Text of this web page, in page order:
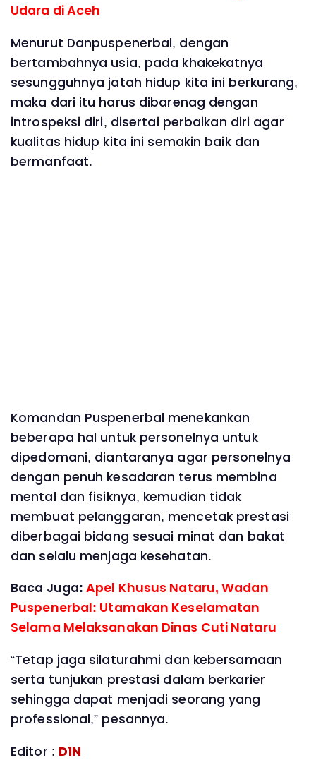
Udara di Aceh
Menurut Danpuspenerbal, dengan
bertambahnya usia, pada khakekatnya
sesungguhnya jatah hidup kita ini berkurang,
maka dari itu harus dibarenag dengan
introspeksi diri, disertai perbaikan diri agar
kualitas hidup kita ini semakin baik dan
bermanfaat.
Komandan Puspenerbal menekankan
beberapa hal untuk personelnya untuk
dipedomani, diantaranya agar personelnya
dengan penuh kesadaran terus membina
mental dan fisiknya, kemudian tidak
membuat pelanggaran, mencetak prestasi
diberbagai bidang sesuai minat dan bakat
dan selalu menjaga kesehatan.
Baca Juga:Apel Khusus Nataru, Wadan
Puspenerbal: Utamakan Keselamatan
Selama Melaksanakan Dinas Cuti Nataru
“Tetap jaga silaturahmi dan kebersamaan
serta tunjukan prestasi dalam berkarier
sehingga dapat menjadi seorang yang
professional,” pesannya.
Editor : D1N